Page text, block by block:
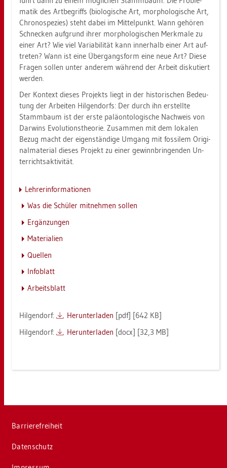
ma­tik des Art­be­griffs (bio­lo­gi­sche Art, mor­pho­lo­gi­sche Art,
Chro­no­s­pe­zi­es) steht dabei im Mit­tel­punkt. Wann ge­hö­ren
Schne­cken auf­grund ihrer mor­pho­lo­gi­schen Merk­ma­le zu
einer Art? Wie viel Va­ria­bi­li­tät kann in­ner­halb einer Art auf­
tre­ten? Wann ist eine Über­gangs­form eine neue Art? Diese
Fra­gen sol­len unter an­de­rem wäh­rend der Ar­beit dis­ku­tiert
wer­den.
Der Kon­text die­ses Pro­jekts liegt in der his­to­ri­schen Be­deu­
tung der Ar­bei­ten Hil­gen­dorfs: Der durch ihn er­stell­te
Stamm­baum ist der erste pa­lä­on­to­lo­gi­sche Nach­weis von
Dar­wins Evo­lu­ti­ons­theo­rie. Zu­sam­men mit dem lo­ka­len
Bezug macht der ei­gen­stän­di­ge Um­gang mit fos­si­lem Ori­gi­
nal­ma­te­ri­al die­ses Pro­jekt zu einer ge­winn­brin­gen­den Un­
ter­richts­ak­ti­vi­tät.
Leh­rer­in­for­ma­tio­nen
Was die Schü­ler mit­neh­men sol­len
Er­gän­zun­gen
Ma­te­ria­li­en
Quel­len
In­fo­blatt
Ar­beits­blatt
Hil­gen­dorf: Her­un­ter­la­den [pdf] [642 KB]
Hil­gen­dorf:
Her­un­ter­la­den [docx] [32,3 MB]
Bar­rie­re­frei­heit
Da­ten­schutz